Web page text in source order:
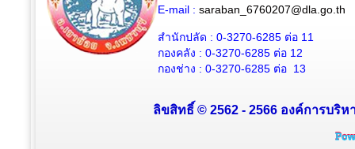
E-mail : saraban_6760207@dla.go.th
สำนักปลัด : 0-3270-6285 ต่อ 11
กองคลัง : 0-3270-6285 ต่อ 12
กองช่าง : 0-3270-6285 ต่อ 13
ลิขสิทธิ์ © 2562 - 2566 องค์การบริ